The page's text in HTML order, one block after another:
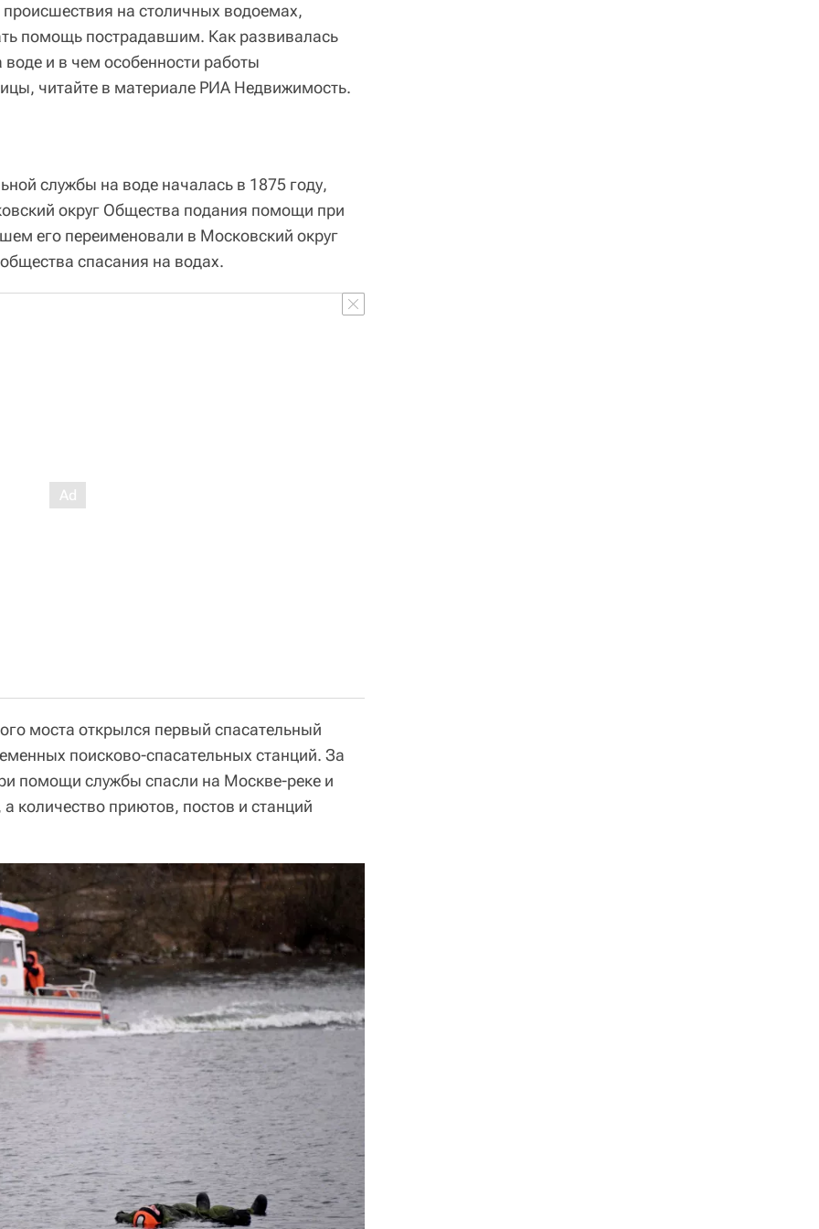
на столичных водоемах,
помощь пострадавшим. Как развивалась
и в чем особенности работы
читайте в материале РИА Недвижимость.
службы на воде началась в 1875 году,
округ Общества подания помощи при
его переименовали в Московский округ
спасания на водах.
моста открылся первый спасательный
поисково-спасательных станций. За
помощи службы спасли на Москве-реке и
количество приютов, постов и станций